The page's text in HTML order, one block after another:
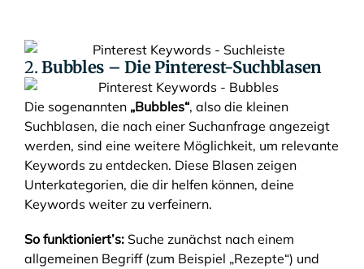
2.Bubbles – Die Pinterest-Suchblasen
Die sogenannten „Bubbles“, also die kleinen
Suchblasen, die nach einer Suchanfrage angezeigt
werden, sind eine weitere Möglichkeit, um relevante
Keywords zu entdecken. Diese Blasen zeigen
Unterkategorien, die dir helfen können, deine
Keywords weiter zu verfeinern.
So funktioniert’s: Suche zunächst nach einem
allgemeinen Begriff (zum Beispiel „Rezepte“) und